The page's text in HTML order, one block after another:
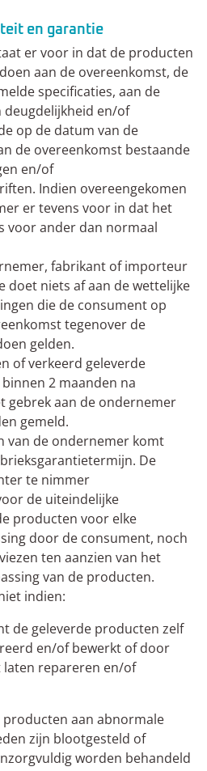
en garantie
er voor in dat de producten
aan de overeenkomst, de
specificaties, aan de
deugdelijkheid en/of
op de datum van de
de overeenkomst bestaande
en/of
Indien overeengekomen
er tevens voor in dat het
voor ander dan normaal
fabrikant of importeur
doet niets af aan de wettelijke
die de consument op
tegenover de
gelden.
of verkeerd geleverde
2 maanden na
gebrek aan de ondernemer
gemeld.
van de ondernemer komt
De
te nimmer
de uiteindelijke
producten voor elke
door de consument, noch
ten aanzien van het
van de producten.
indien:
de geleverde producten zelf
en/of bewerkt of door
laten repareren en/of
producten aan abnormale
zijn blootgesteld of
worden behandeld